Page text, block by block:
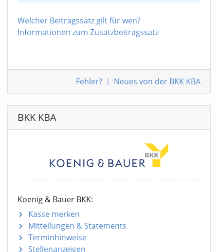
Welcher Beitragssatz gilt für wen?
Informationen zum Zusatzbeitragssatz
Fehler? | Neues von der BKK KBA
BKK KBA
Koenig & Bauer BKK:
Kasse merken
Mitteilungen & Statements
Terminhinweise
Stellenanzeigen